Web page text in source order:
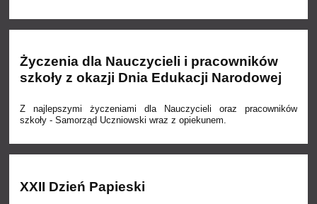
Życzenia dla Nauczycieli i pracowników
szkoły z okazji Dnia Edukacji Narodowej
Z najlepszymi życzeniami dla Nauczycieli oraz pracowników
szkoły - Samorząd Uczniowski wraz z opiekunem.
XXII Dzień Papieski